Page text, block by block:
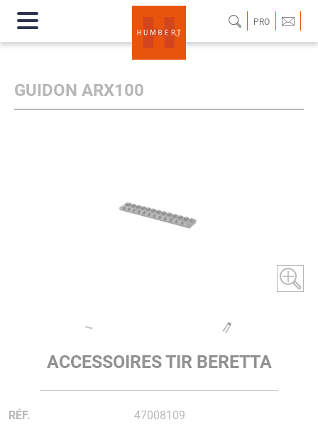
PRO
GUIDON ARX100
ACCESSOIRES TIR BERETTA
RÉF.
47008109